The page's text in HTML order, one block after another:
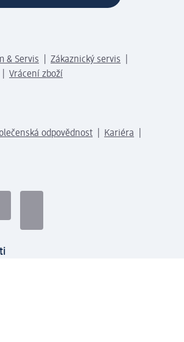
& Servis
Zákaznický servis
Vrácení zboží
odpovědnost
Kariéra